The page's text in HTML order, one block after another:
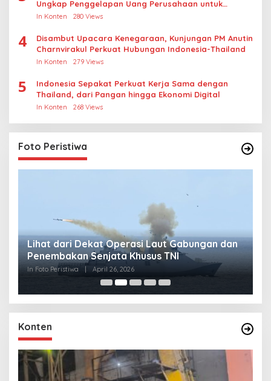
Ungkap Penggelapan Uang Perusahaan untuk
Crypto
In Konten 280 Views
4
Disambut Upacara Kenegaraan, Kunjungan PM Anutin
Charnvirakul Perkuat Hubungan Indonesia-Thailand
In Konten 279 Views
5
Indonesia Sepakat Perkuat Kerja Sama dengan
Thailand, dari Pangan hingga Ekonomi Digital
In Konten 268 Views
Foto Peristiwa
Lihat dari Dekat Operasi Laut Gabungan dan
Penembakan Senjata Khusus TNI
In Foto Peristiwa April 26, 2026
Konten